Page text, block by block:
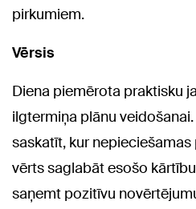
pirkumiem.
Vērsis
Diena piemērota praktisku
ilgtermiņa plānu
saskatīt, kur nepieciešamas
vērts saglabāt esošo
saņemt pozitīvu